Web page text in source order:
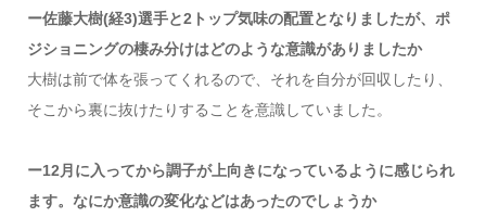
ー佐藤大樹(経3)選手と2トップ気味の配置となりましたが、ポ
ジショニングの棲み分けはどのような意識がありましたか
大樹は前で体を張ってくれるので、それを自分が回収したり、
そこから裏に抜けたりすることを意識していました。
ー12月に入ってから調子が上向きになっているように感じられ
ます。なにか意識の変化などはあったのでしょうか